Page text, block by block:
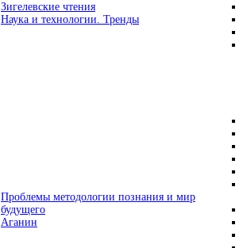
Зигелевские чтения
Наука и технологии. Тренды
Проблемы методологии познания и мир
будущего
Аганин